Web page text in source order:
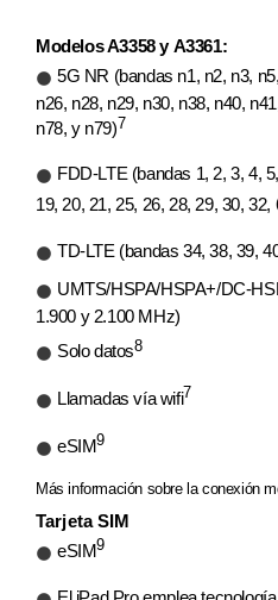
Modelos A3358 y A3361:
5G NR (bandas n1, n2, n3,
n26, n28, n29, n30, n38, n40,
n78, y n79)7
FDD-LTE (bandas 1, 2, 3, 4,
19, 20, 21, 25, 26, 28, 29, 30, 32,
TD-LTE (bandas 34, 38, 39,
UMTS/HSPA/HSPA+/
1.900 y 2.100 MHz)
Solo datos8
Llamadas vía wifi7
eSIM9
Más información sobre la conexión
Tarjeta SIM
eSIM9